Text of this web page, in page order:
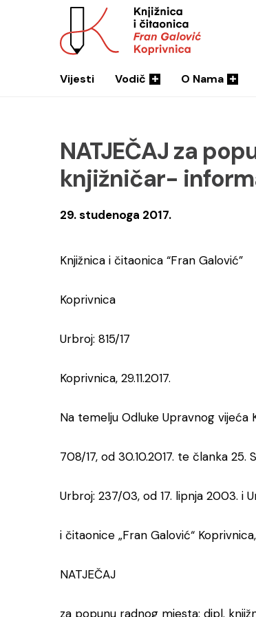
Vijesti Vodič O Nama
NATJEČAJ za
knjižničar-
29. studenoga 2017.
Knjižnica i čitaonica “Fran Galović”
Koprivnica
Urbroj: 815/17
Koprivnica, 29.11.2017.
Na temelju Odluke Upravnog vijeća
708/17, od 30.10.2017. te članka
Urbroj: 237/03, od 17. lipnja 2003. i
i čitaonice „Fran Galović“
NATJEČAJ
za popunu radnog mjesta: dipl.